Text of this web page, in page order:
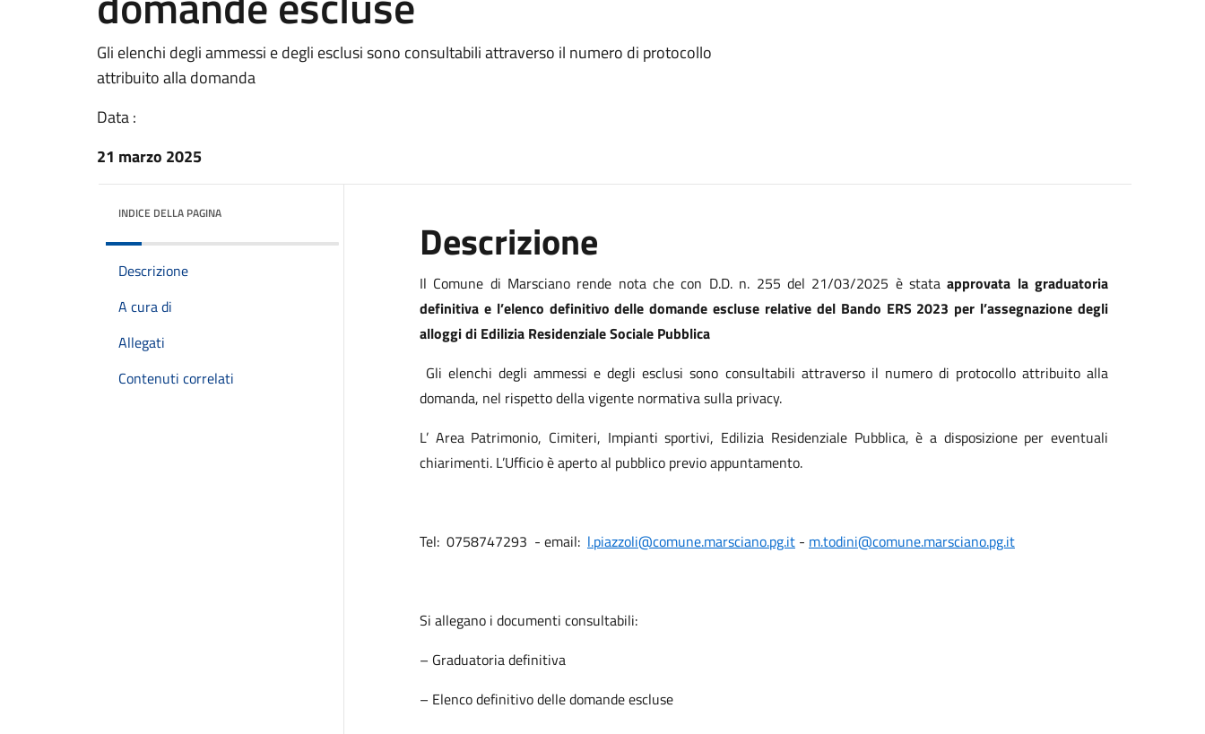
Gli elenchi degli ammessi e degli esclusi sono consultabili attraverso il numero di protocollo
attribuito alla domanda
Data :
21 marzo 2025
INDICE DELLA PAGINA
Descrizione
A cura di
Allegati
Contenuti correlati
Descrizione
Il Comune di Marsciano rende nota che con D.D. n. 255 del 21/03/2025 è stataapprovata la graduatoria
definitiva e l’elenco definitivo delle domande escluse relative del Bando ERS 2023 per l’assegnazione degli
alloggi di Edilizia Residenziale Sociale Pubblica
Gli elenchi degli ammessi e degli esclusi sono consultabili attraverso il numero di protocollo attribuito alla
domanda, nel rispetto della vigente normativa sulla privacy.
L’ Area Patrimonio, Cimiteri, Impianti sportivi, Edilizia Residenziale Pubblica, è a disposizione per eventuali
chiarimenti. L’Ufficio è aperto al pubblico previo appuntamento.
Tel: 0758747293 - email: l.piazzoli@comune.marsciano.pg.it- m.todini@comune.marsciano.pg.it
Si allegano i documenti consultabili:
– Graduatoria definitiva
– Elenco definitivo delle domande escluse